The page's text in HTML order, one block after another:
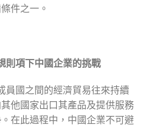
件之一。
則項下中國企業的挑戰
員國之間的經濟貿易往來持續
他國家出口其產品及提供服務
在此過程中，中國企業不可避